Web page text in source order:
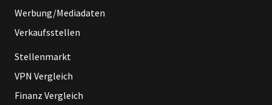
Werbung/Mediadaten
Verkaufsstellen
Stellenmarkt
VPN Vergleich
Finanz Vergleich